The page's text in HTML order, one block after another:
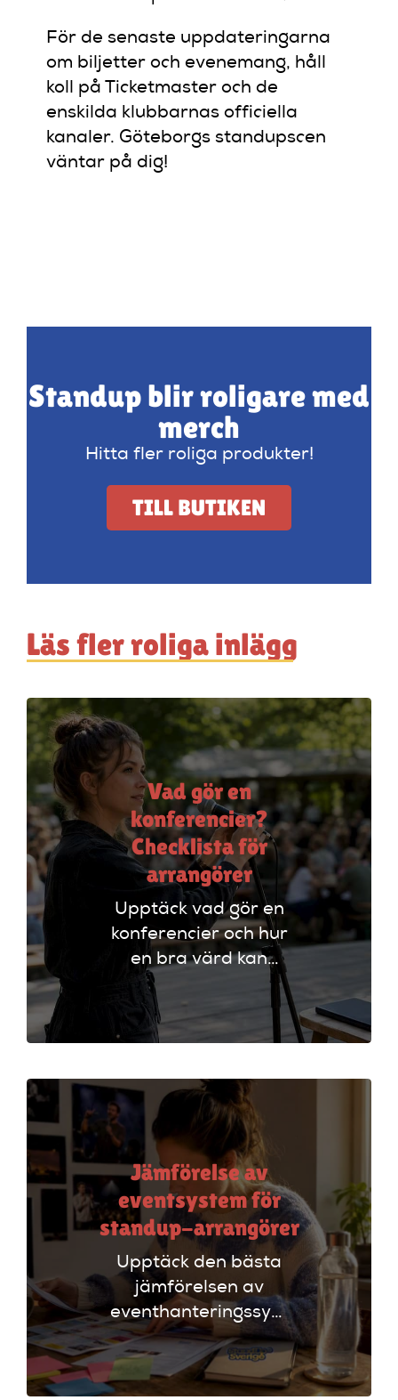
För de senaste uppdateringarna
om biljetter och evenemang, håll
koll på Ticketmaster och de
enskilda klubbarnas officiella
kanaler. Göteborgs standupscen
väntar på dig!
Standup blir roligare med
merch
Hitta fler roliga produkter!
TILL BUTIKEN
Läs fler roliga inlägg
Vad gör en
konferencier?
Checklista för
arrangörer
Upptäck vad gör en
konferencier och hur
en bra värd kan
lyfta ditt event. Följ
vår checklista för
att säkerställa en
arrangemang!
Jämförelse av
eventsystem för
standup-arrangörer
Upptäck den bästa
jämförelsen av
eventhanteringssystem
för standup-
arrangörer. Få
insikter om